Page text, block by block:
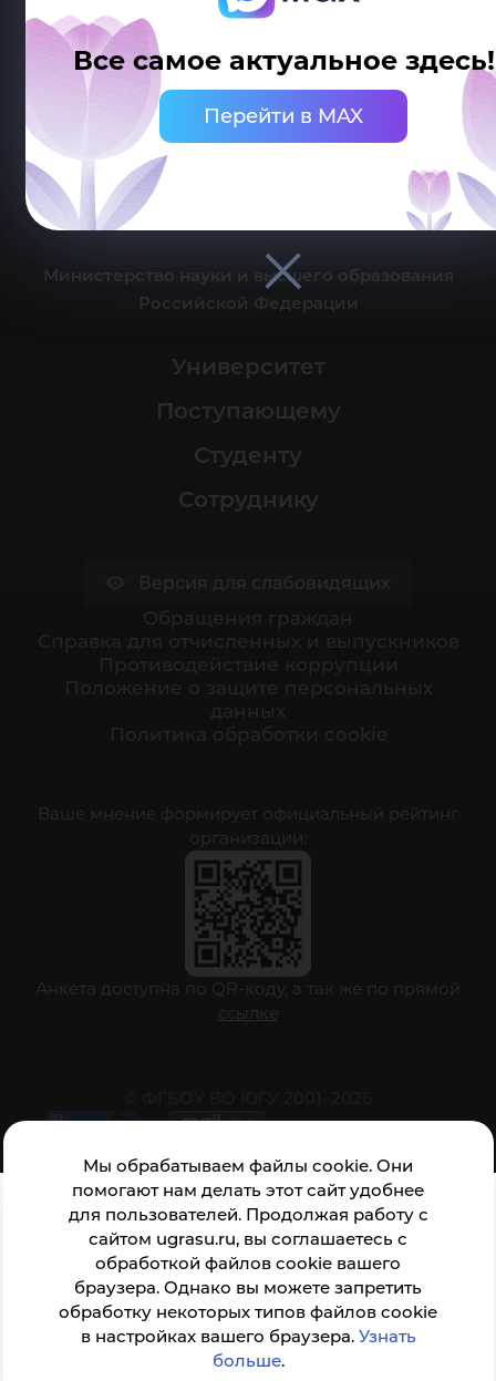
Мы обрабатываем файлы cookie. Они
помогают нам делать этот сайт удобнее
для пользователей. Продолжая работу с
сайтом ugrasu.ru, вы соглашаетесь с
обработкой файлов cookie вашего
браузера. Однако вы можете запретить
обработку некоторых типов файлов cookie
в настройках вашего браузера. Узнать
больше.
Все самое актуальное здесь!
Перейти в MAX
Делитесь новостями об университете с хештегом #ЮГУ
Сведения об образовательной организации
г. Ханты-Мансийск, ул. Чехова, 16
Канцелярия: тел.: +7 (3467) 377-000
e-mail:
Министерство науки и высшего образования
Российской Федерации
Университет
Поступающему
Студенту
Сотруднику
Ваше мнение формирует официальный рейтинг
организации:
Анкета доступна по QR-коду, а так же по прямой
ссылке